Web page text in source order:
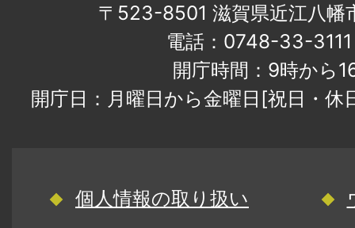
〒523-8501 滋賀県近江八幡
電話：0748-33-
開庁時間：9時から
開庁日：月曜日から金曜日[祝日・
個人情報の取り扱い